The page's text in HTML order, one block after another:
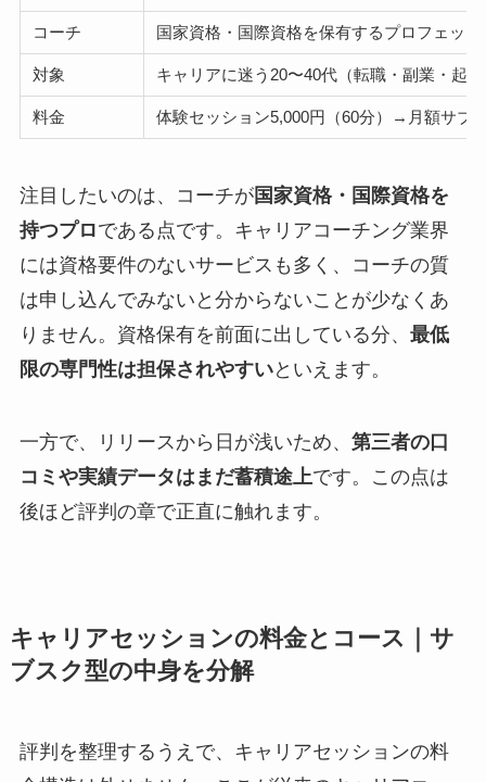
コーチ 国家資格・国際資格を保有するプロフェッ
対象 キャリアに迷う20〜40代（転職・副業・起
料金 体験セッション5,000円（60分）→月額サブ
注目したいのは、コーチが国家資格・国際資格を
持つプロである点です。キャリアコーチング業界
には資格要件のないサービスも多く、コーチの質
は申し込んでみないと分からないことが少なくあ
りません。資格保有を前面に出している分、 最低
限の専門性は担保されやすいといえます。
一方で、リリースから日が浅いため、 第三者の口
コミや実績データはまだ蓄積途上です。この点は
後ほど評判の章で正直に触れます。
キャリアセッションの料金とコース｜サ
ブスク型の中身を分解
評判を整理するうえで、キャリアセッションの料